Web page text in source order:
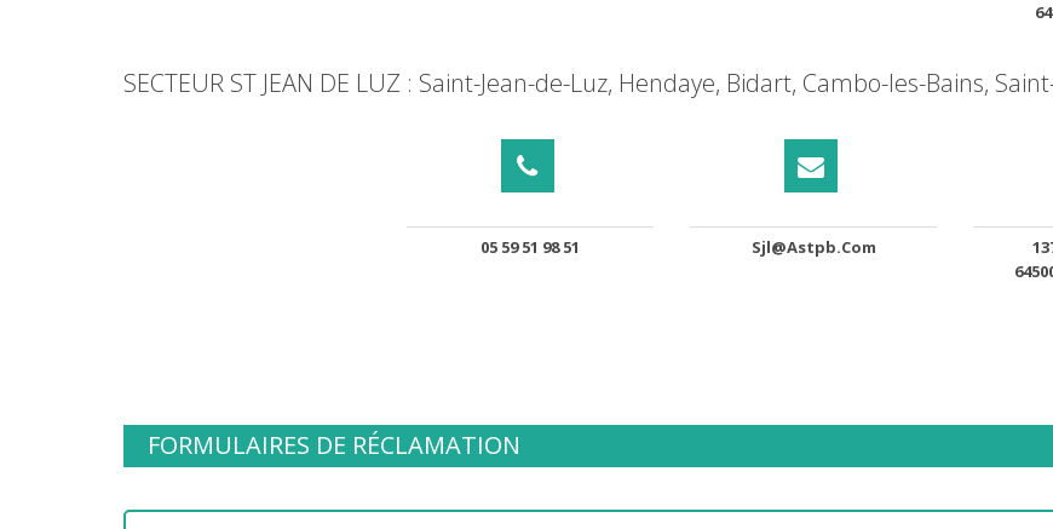
SECTEUR ST JEAN DE LUZ : Saint-Jean-de-Luz, Hendaye, Bidart, Cambo-les-Bains,
05 59 51 98 51 Sjl@astpb.com
FORMULAIRES DE RÉCLAMATION